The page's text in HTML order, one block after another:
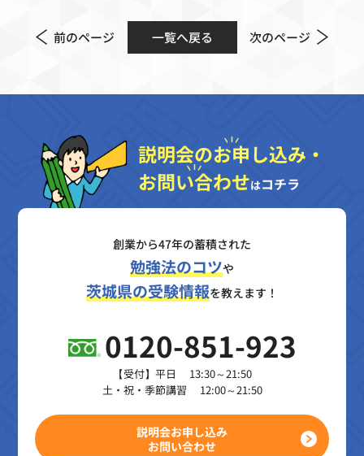
前のページ 一覧へ戻る 次のページ
説明会のお申し込み・
お問い合わせはコチラ
創業から47年の蓄積された
勉強法のコツや
茨城県の受験情報を教えます！
0120-851-923
【受付】平日 13:30～21:50
土・祝・季節講習 12:00～21:50
説明会お申し込み
お問い合わせ